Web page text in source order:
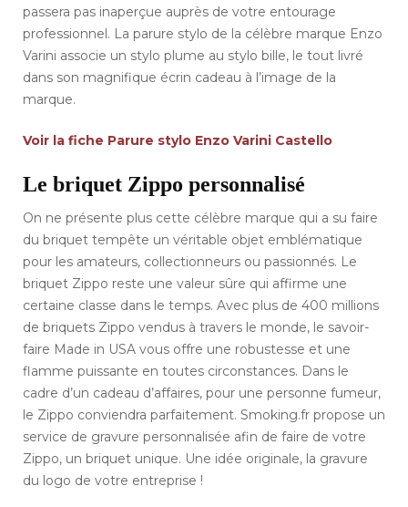
passera pas inaperçue auprès de votre entourage
professionnel. La parure stylo de la célèbre marque Enzo
Varini associe un stylo plume au stylo bille, le tout livré
dans son magnifique écrin cadeau à l’image de la
marque.
Voir la fiche Parure stylo Enzo Varini Castello
Le briquet Zippo personnalisé
On ne présente plus cette célèbre marque qui a su faire
du briquet tempête un véritable objet emblématique
pour les amateurs, collectionneurs ou passionnés. Le
briquet Zippo reste une valeur sûre qui affirme une
certaine classe dans le temps. Avec plus de 400 millions
de briquets Zippo vendus à travers le monde, le savoir-
faire Made in USA vous offre une robustesse et une
flamme puissante en toutes circonstances. Dans le
cadre d’un cadeau d’affaires, pour une personne fumeur,
le Zippo conviendra parfaitement. Smoking.fr propose un
service de gravure personnalisée afin de faire de votre
Zippo, un briquet unique. Une idée originale, la gravure
du logo de votre entreprise !